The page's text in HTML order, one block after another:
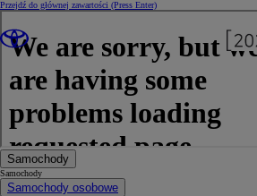
Przejdź do głównej zawartości (Press Enter)
Samochody
Samochody
Samochody osobowe